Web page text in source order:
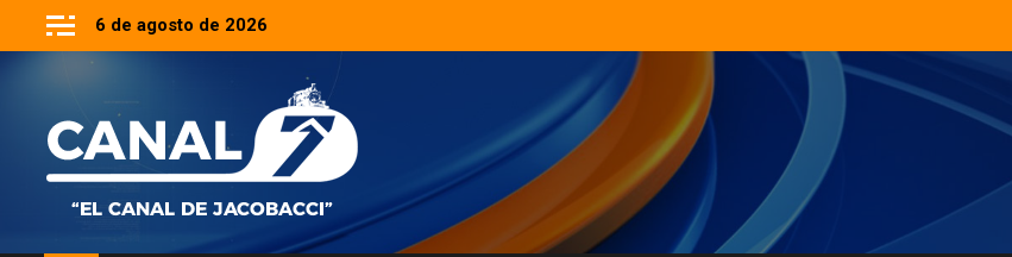
6 de agosto de 2026